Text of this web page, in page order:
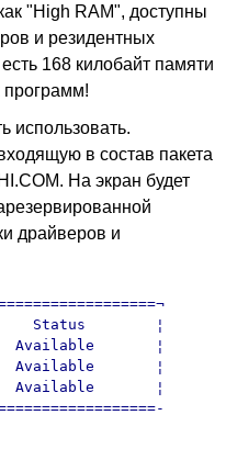
"High RAM", доступны
и резидентных
168 килобайт памяти
программ!
использовать.
в состав пакета
На экран будет
драйверов и
Status        ¦
Available       ¦
Available       ¦
Available       ¦